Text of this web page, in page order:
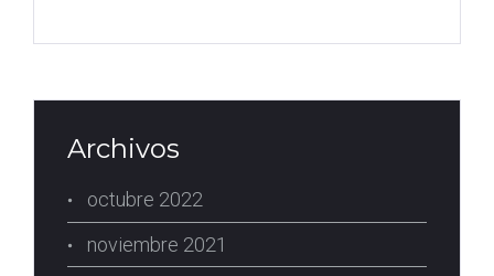
Archivos
octubre 2022
noviembre 2021